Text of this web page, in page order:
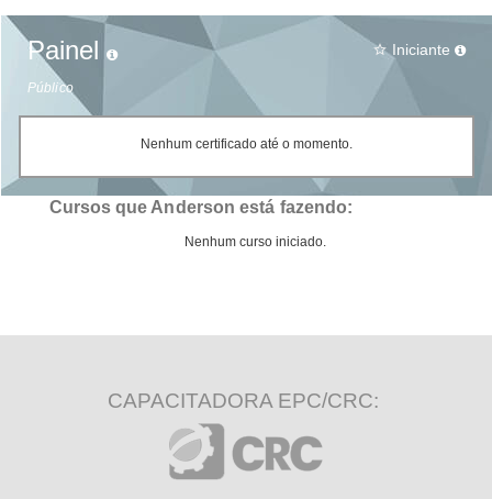
Painel
Público
star_border Iniciante
Nenhum certificado até o momento.
Cursos que Anderson está fazendo:
Nenhum curso iniciado.
CAPACITADORA EPC/CRC: